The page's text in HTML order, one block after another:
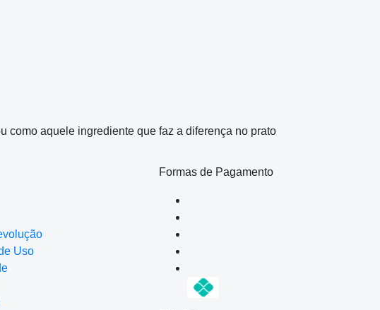
como aquele ingrediente que faz a diferença no prato
Uso
Formas de Pagamento